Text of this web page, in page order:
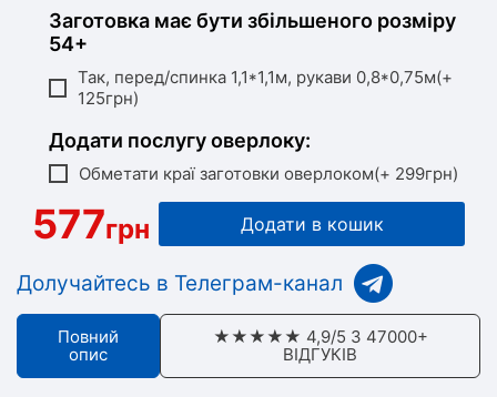
Заготовка має бути збільшеного розміру
54+
Так, перед/спинка 1,1*1,1м, рукави 0,8*0,75м(+
125грн)
Додати послугу оверлоку:
Обметати краї заготовки оверлоком(+ 299грн)
577грн Додати в кошик
Долучайтесь в Телеграм-канал
Повний
опис
★★★★★ 4,9/5 З 47000+
ВІДГУКІВ